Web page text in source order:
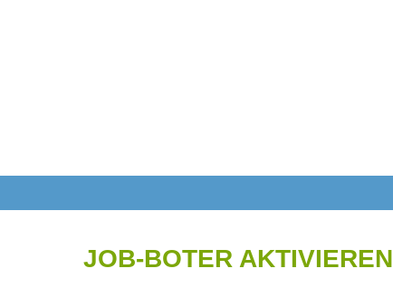
JOB-BOTER AKTIVIEREN